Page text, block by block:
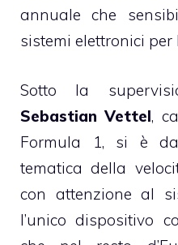
annuale che
sistemi elettronici
Sotto la
Sebastian Vettel,
Formula 1, si è
tematica della
con attenzione al
l’unico dispositivo